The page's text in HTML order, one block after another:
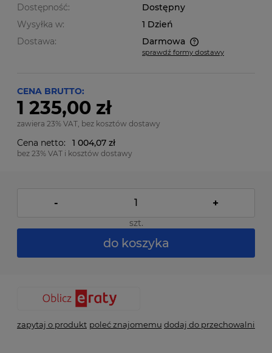
Dostępność:
Dostępny
Wysyłka w:
1 Dzień
Dostawa:
Darmowa
Cena nie zawiera ewentualnych kosztów płatności
sprawdź formy dostawy
CENA BRUTTO:
1 235,00 zł
zawiera 23% VAT, bez kosztów dostawy
Cena netto: 1 004,07 zł
bez 23% VAT i kosztów dostawy
- +
szt.
do koszyka
zapytaj o produkt poleć znajomemu dodaj do przechowalni